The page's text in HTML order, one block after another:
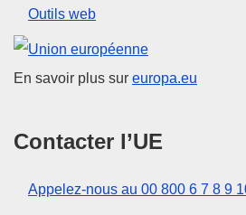
Outils web
Union européenne
En savoir plus sur europa.eu
Contacter l’UE
Appelez-nous au 00 800 6 7 8 9